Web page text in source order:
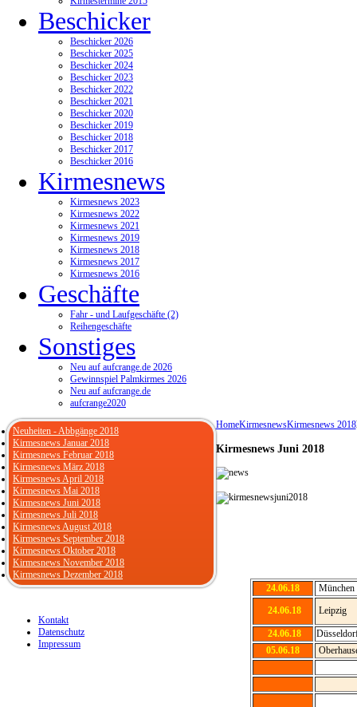
Beschicker
Beschicker 2026
Beschicker 2025
Beschicker 2024
Beschicker 2023
Beschicker 2022
Beschicker 2021
Beschicker 2020
Beschicker 2019
Beschicker 2018
Beschicker 2017
Beschicker 2016
Kirmesnews
Kirmesnews 2023
Kirmesnews 2022
Kirmesnews 2021
Kirmesnews 2019
Kirmesnews 2018
Kirmesnews 2017
Kirmesnews 2016
Geschäfte
Fahr - und Laufgeschäfte (2)
Reihengeschäfte
Sonstiges
Neu auf aufcrange.de 2026
Gewinnspiel Palmkirmes 2026
Neu auf aufcrange.de
aufcrange2020
HomeKirmesnewsKirmesnews 2018
Kirmesnews Juni 2018
24.06.18
München
24.06.18
Leipzig
24.06.18
05.06.18
Neuheiten - Abbgänge 2018
Kirmesnews Januar 2018
Kirmesnews Februar 2018
Kirmesnews März 2018
Kirmesnews April 2018
Kirmesnews Mai 2018
Kirmesnews Juni 2018
Kirmesnews Juli 2018
Kirmesnews August 2018
Kirmesnews September 2018
Kirmesnews Oktober 2018
Kirmesnews November 2018
Kirmesnews Dezember 2018
Kontakt
Datenschutz
Impressum